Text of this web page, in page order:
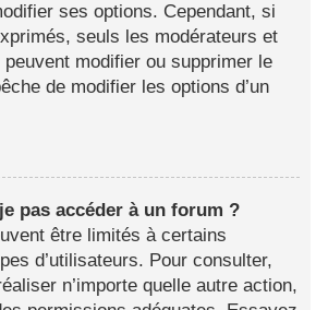
ses options. Cependant, si
seuls les modérateurs et
modifier ou supprimer le
de modifier les options d’un
pas accéder à un forum ?
être limités à certains
d’utilisateurs. Pour consulter,
n’importe quelle autre action,